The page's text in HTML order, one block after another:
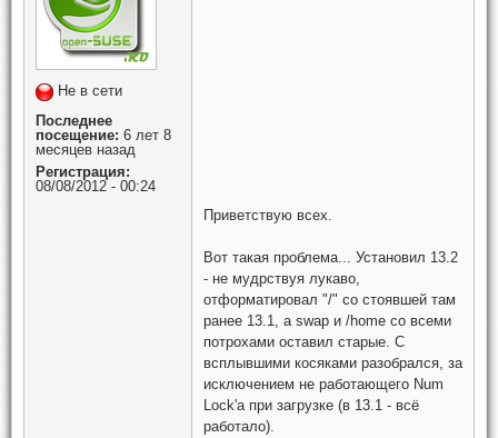
Не в сети
Последнее
посещение: 6 лет 8
месяцев назад
Регистрация:
08/08/2012 - 00:24
Приветствую всех.
Вот такая проблема... Установил 13.2
- не мудрствуя лукаво,
отформатировал "/" со стоявшей там
ранее 13.1, а swap и /home со всеми
потрохами оставил старые. С
всплывшими косяками разобрался, за
исключением не работающего Num
Lock'а при загрузке (в 13.1 - всё
работало).